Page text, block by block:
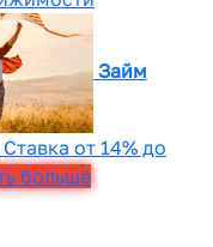
Займ
Ставка от 14% до
больше